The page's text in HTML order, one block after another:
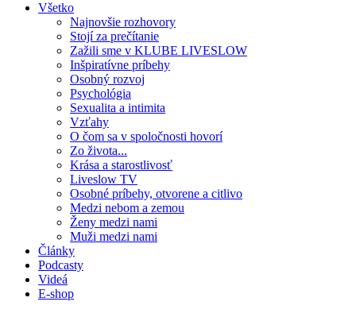
Všetko
Najnovšie rozhovory
Stojí za prečítanie
Zažili sme v KLUBE LIVESLOW
Inšpiratívne príbehy
Osobný rozvoj
Psychológia
Sexualita a intimita
Vzťahy
O čom sa v spoločnosti hovorí
Zo života...
Krása a starostlivosť
Liveslow TV
Osobné príbehy, otvorene a citlivo
Medzi nebom a zemou
Ženy medzi nami
Muži medzi nami
Články
Podcasty
Videá
E-shop